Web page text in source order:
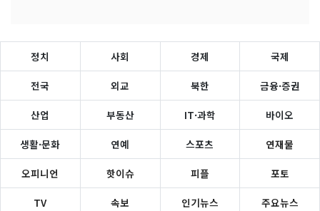
정치 사회 경제 국제
전국 외교 북한 금융·증권
산업 부동산 IT·과학 바이오
생활·문화 연예 스포츠 연재물
오피니언 핫이슈 피플 포토
TV 속보 인기뉴스 주요뉴스